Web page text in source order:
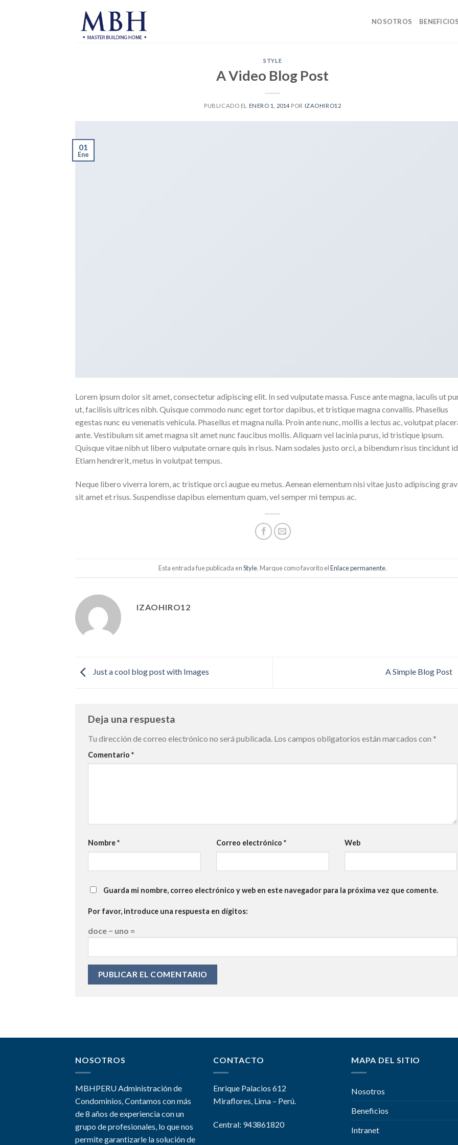
NOSOTROS
STYLE
A Video Blog Post
PUBLICADO EL ENERO 1, 2014 POR IZAOHIRO12
01
Ene
Lorem ipsum dolor sit amet, consectetur adipiscing elit. In sed vulputate massa. Fusce ante magna, iaculis ut
ut, facilisis ultrices nibh. Quisque commodo nunc eget tortor dapibus, et tristique magna convallis. Phasellus
egestas nunc eu venenatis vehicula. Phasellus et magna nulla. Proin ante nunc, mollis a lectus ac, volutpat
ante. Vestibulum sit amet magna sit amet nunc faucibus mollis. Aliquam vel lacinia purus, id tristique ipsum.
Quisque vitae nibh ut libero vulputate ornare quis in risus. Nam sodales justo orci, a bibendum risus tincidunt
Etiam hendrerit, metus in volutpat tempus.
Neque libero viverra lorem, ac tristique orci augue eu metus. Aenean elementum nisi vitae justo adipiscing
sit amet et risus. Suspendisse dapibus elementum quam, vel semper mi tempus ac.
Esta entrada fue publicada enStyle. Marque como favorito elEnlace permanente.
IZAOHIRO12
Just a cool blog post with Images A Simple Blog Post
Deja una respuesta
Tu dirección de correo electrónico no será publicada. Los campos obligatorios están marcados con *
Comentario *
Nombre* Correo electrónico * Web
Guarda mi nombre, correo electrónico y web en este navegador para la próxima vez que comente.
Por favor, introduce una respuesta en dígitos:
doce − uno =
NOSOTROS
MBHPERU Administración de
Condominios, Contamos con más
de 8 años de experiencia con un
grupo de profesionales, lo que nos
permite garantizarle la solución de
CONTACTO
Enrique Palacios 612
Miraflores, Lima – Perú.
Central: 943861820
MAPA DEL SITIO
Nosotros
Beneficios
Intranet